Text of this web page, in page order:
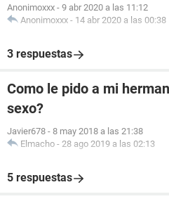
Anonimoxxx - 9 abr 2020 a las 11:12
Anonimoxxx - 14 abr 2020 a las 00:38
3 respuestas
Como le pido a mi
sexo?
Javier678 - 8 may 2018 a las 21:38
Elmacho - 28 ago 2019 a las 02:13
5 respuestas